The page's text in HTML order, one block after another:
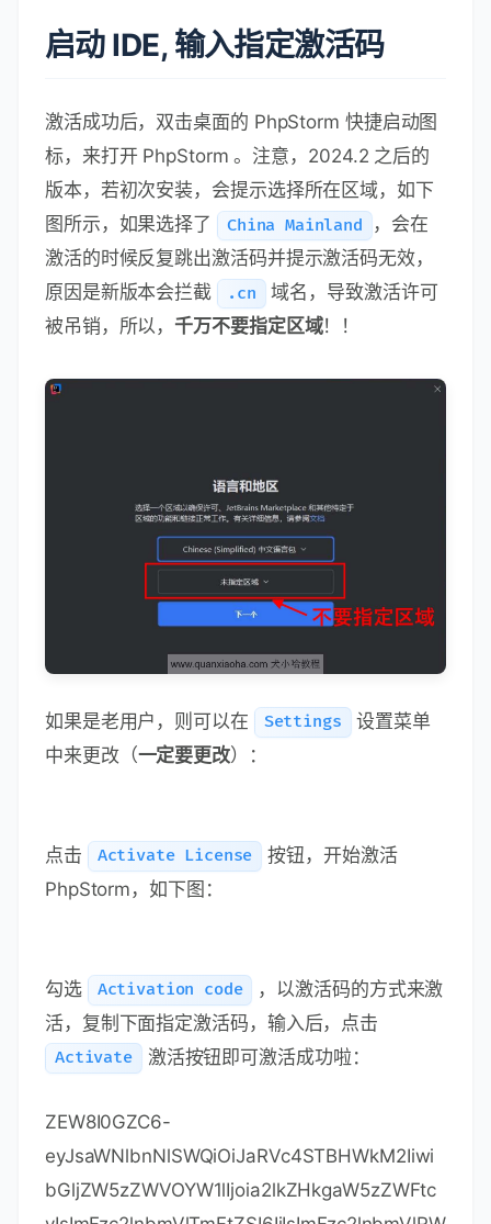
启动 IDE, 输入指定激活码
激活成功后，双击桌面的 PhpStorm 快捷启动图
标，来打开 PhpStorm 。注意，2024.2 之后的
版本，若初次安装，会提示选择所在区域，如下
图所示，如果选择了
China Mainland
，会在
激活的时候反复跳出激活码并提示激活码无效，
原因是新版本会拦截
.cn
域名，导致激活许可
被吊销，所以， 千万不要指定区域！！
如果是老用户，则可以在 Settings
设置菜单
中来更改（一定要更改）：
点击 Activate License
按钮，开始激活
PhpStorm，如下图：
勾选 Activation code
，以激活码的方式来激
活，复制下面指定激活码，输入后，点击
Activate 激活按钮即可激活成功啦：
ZEW8I0GZC6-
eyJsaWNlbnNlSWQiOiJaRVc4STBHWkM2Iiwi
bGljZW5zZWVOYW1lIjoia2lkZHkgaW5zZWFtc